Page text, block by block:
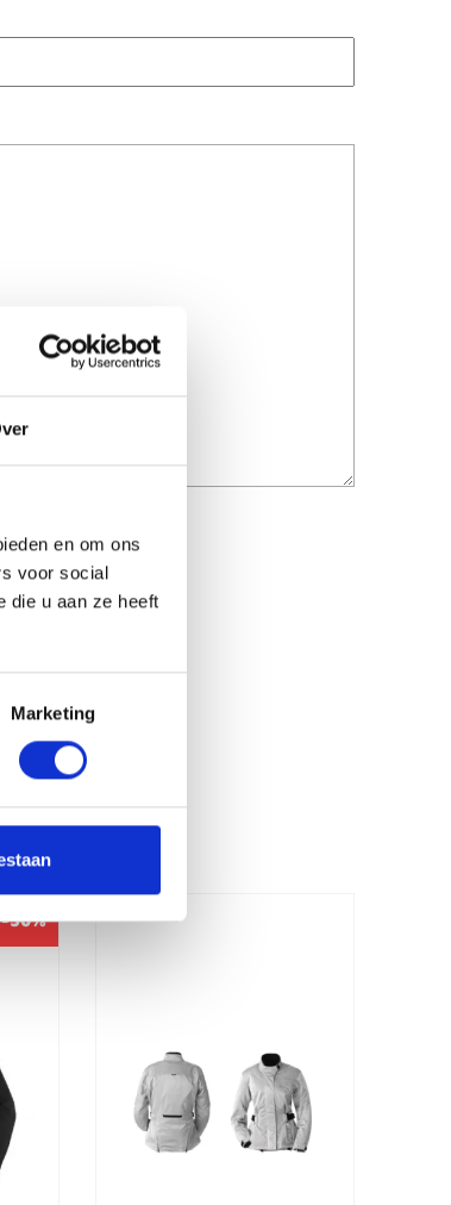
en om ons
voor social
die u aan ze heeft
Marketing
-50%